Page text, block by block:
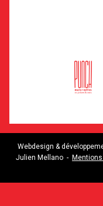
Webdesign &
Julien Mellano -